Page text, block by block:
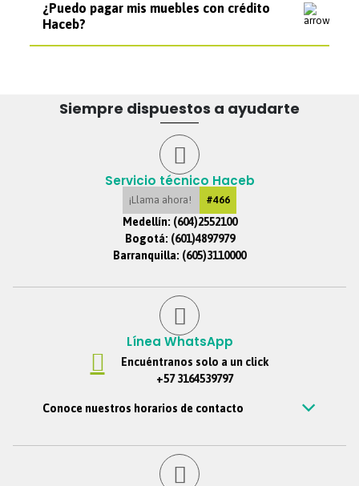
¿Puedo pagar mis muebles con crédito
Haceb?
Siempre dispuestos a ayudarte
Servicio técnico Haceb
¡Llama ahora! #466
Medellín: (604)2552100
Bogotá: (601)4897979
Barranquilla: (605)3110000
Línea WhatsApp
Encuéntranos solo a un click
+57 3164539797
Conoce nuestros horarios de contacto
am a 6 pm, Jornada continua. Domingos y festivos no se tendrá
atención. Si nos escribes por fuera de este horario, te
contestaremos tan pronto estemos de regreso.